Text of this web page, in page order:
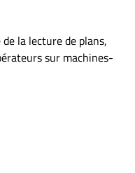
la lecture de plans,
sur machines-